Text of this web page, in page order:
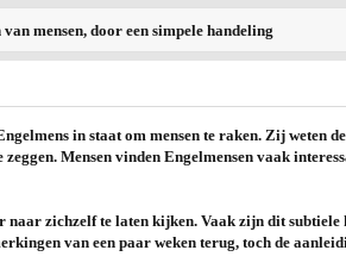
mensen, door een simpele handeling
in staat om mensen te raken. Zij weten
Mensen vinden Engelmensen vaak
naar zichzelf te laten kijken. Vaak zijn dit
van een paar weken terug, toch de